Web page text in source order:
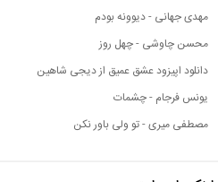
مهدی جهانی - دیوونه بودم
محسن چاوشی - چهل روز
دانلود اپیزود عشق عمیق از دیجی شاهین
یونس فرجام - چشمات
مصطفی میری - تو ولی باور نکن